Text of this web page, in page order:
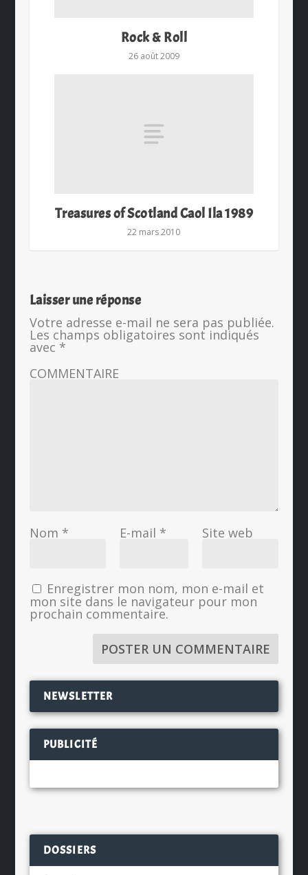
Rock & Roll
26 août 2009
Treasures of Scotland Caol Ila 1989
22 mars 2010
Laisser une réponse
Votre adresse e-mail ne sera pas publiée.
Les champs obligatoires sont indiqués
avec *
COMMENTAIRE
Nom * E-mail * Site web
Enregistrer mon nom, mon e-mail et
mon site dans le navigateur pour mon
prochain commentaire.
NEWSLETTER
PUBLICITÉ
DOSSIERS